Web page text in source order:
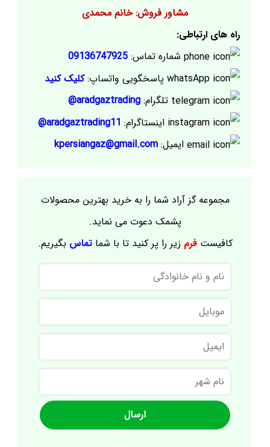
مشاور فروش: خانم محمدی
راه های ارتباطی:
شماره تماس: 09136747925
پاسخگویی واتساپ:کلیک کنید
تلگرام: aradgaztrading@
اینستاگرام: aradgaztrading11@
ایمیل: kpersiangaz@gmail.com
مجموعه گز آراد شما را به خرید بهترین محصولات
پشمک دعوت می نماید.
کافیستفرم زیر را پر کنید تا با شماتماس بگیریم.
نام
و
نام
خانوادگی
موبایل
ایمیل
نام
شهر